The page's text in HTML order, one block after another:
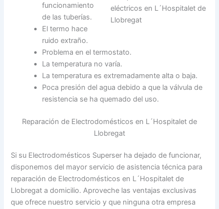
funcionamiento
de las tuberías.
El termo hace
ruido extraño.
Problema en el termostato.
La temperatura no varía.
La temperatura es extremadamente alta o baja.
Poca presión del agua debido a que la válvula de
resistencia se ha quemado del uso.
Reparación de Electrodomésticos en L´Hospitalet de
Llobregat
Si su Electrodomésticos Superser ha dejado de funcionar,
disponemos del mayor servicio de asistencia técnica para
reparación de Electrodomésticos en L´Hospitalet de
Llobregat a domicilio. Aproveche las ventajas exclusivas
que ofrece nuestro servicio y que ninguna otra empresa